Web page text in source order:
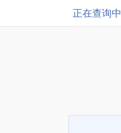
正在查询中